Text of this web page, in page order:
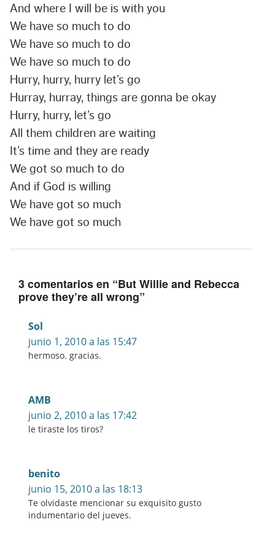
And where I will be is with you
We have so much to do
We have so much to do
We have so much to do
Hurry, hurry, hurry let’s go
Hurray, hurray, things are gonna be okay
Hurry, hurry, let’s go
All them children are waiting
It’s time and they are ready
We got so much to do
And if God is willing
We have got so much
We have got so much
3 comentarios en “But Willie and Rebecca
prove they’re all wrong”
Sol
junio 1, 2010 a las 15:47
hermoso. gracias.
AMB
junio 2, 2010 a las 17:42
le tiraste los tiros?
benito
junio 15, 2010 a las 18:13
Te olvidaste mencionar su exquisito gusto
indumentario del jueves.